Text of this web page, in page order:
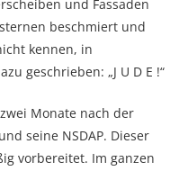
und Fassaden
beschmiert und
kennen, in
geschrieben: „J U D E !“
Monate nach der
seine NSDAP. Dieser
vorbereitet. Im ganzen